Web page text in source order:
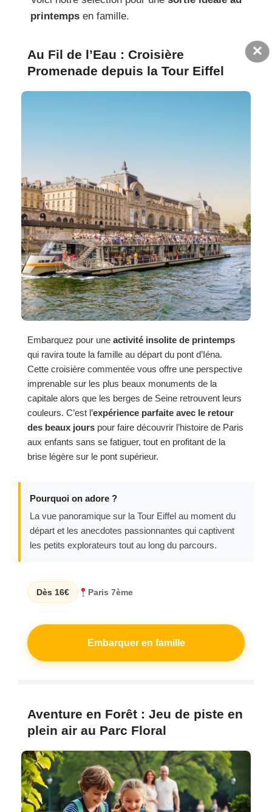
printemps en famille.
Au Fil de l’Eau : Croisière
Promenade depuis la Tour Eiffel
Embarquez pour une activité insolite de printemps
qui ravira toute la famille au départ du pont d’Iéna.
Cette croisière commentée vous offre une perspective
imprenable sur les plus beaux monuments de la
capitale alors que les berges de Seine retrouvent leurs
couleurs. C’est l’expérience parfaite avec le retour
des beaux jours pour faire découvrir l’histoire de Paris
aux enfants sans se fatiguer, tout en profitant de la
brise légère sur le pont supérieur.
Pourquoi on adore ?
La vue panoramique sur la Tour Eiffel au moment du
départ et les anecdotes passionnantes qui captivent
les petits explorateurs tout au long du parcours.
Dès 16€ Paris 7ème
Embarquer en famille
Aventure en Forêt : Jeu de piste en
plein air au Parc Floral
×